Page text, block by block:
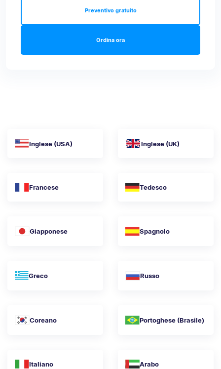
Ordina ora
Preventivo gratuito
Inglese (USA) Inglese (UK)
Francese Tedesco
Giapponese Spagnolo
Greco Russo
Coreano Portoghese (Brasile)
Italiano Arabo